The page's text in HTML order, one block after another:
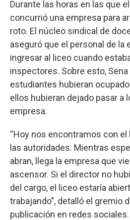
Durante las horas en las que
concurrió una empresa para
roto. El núcleo sindical de
aseguró que el personal de la
ingresar al liceo cuando
inspectores. Sobre esto,
estudiantes hubieran
ellos hubieran dejado pasar a
empresa.
“Hoy nos encontramos con
las autoridades. Mientras
abran, llega la empresa que
ascensor. Si el director no
del cargo, el liceo estaría
trabajando”, detalló el gremio
publicación en redes sociales.